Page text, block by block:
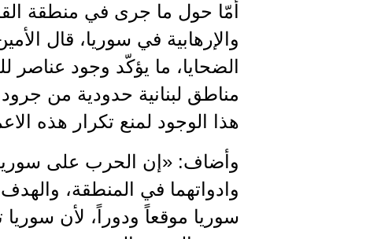
أمّا حول ما جرى في منطقة
والإرهابية في سوريا، قال
الضحايا، ما يؤكّد وجود
مناطق لبنانية حدودية من
هذا الوجود لمنع تكرار هذه
وأضاف: «إن الحرب على
وادواتهما في المنطقة،
سوريا موقعاً ودوراً، لأن